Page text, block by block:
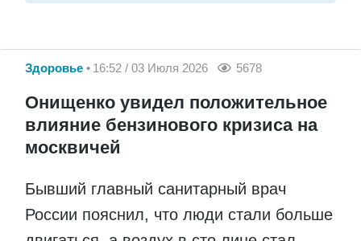
Здоровье 16:52 / 03 Июля 2026 5678
Онищенко увидел положительное
влияние бензинового кризиса на
москвичей
Бывший главный санитарный врач
России пояснил, что люди стали больше